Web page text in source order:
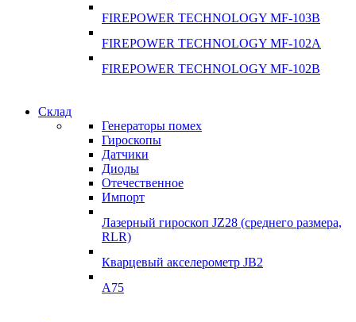
FIREPOWER TECHNOLOGY MF-103B
FIREPOWER TECHNOLOGY MF-102A
FIREPOWER TECHNOLOGY MF-102B
Инклинометры
Подробнее
Инклинометры
подробнее
Склад
Генераторы помех
Гироскопы
Датчики
Диоды
Отечественное
Импорт
Лазерный гироскоп JZ28 (среднего размера,
RLR)
Кварцевый акселерометр JB2
A75